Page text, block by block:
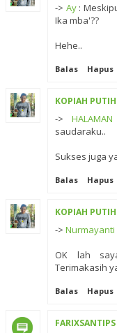
-> Ay:
Ika mba'??
Hehe..
Balas Hapus
KOPIAH PUTIH
->
saudaraku..
Sukses juga
Balas Hapus
KOPIAH PUTIH
-> Nurmayanti
OK lah
Terimakasih
Balas Hapus
FARIXSANTIPS